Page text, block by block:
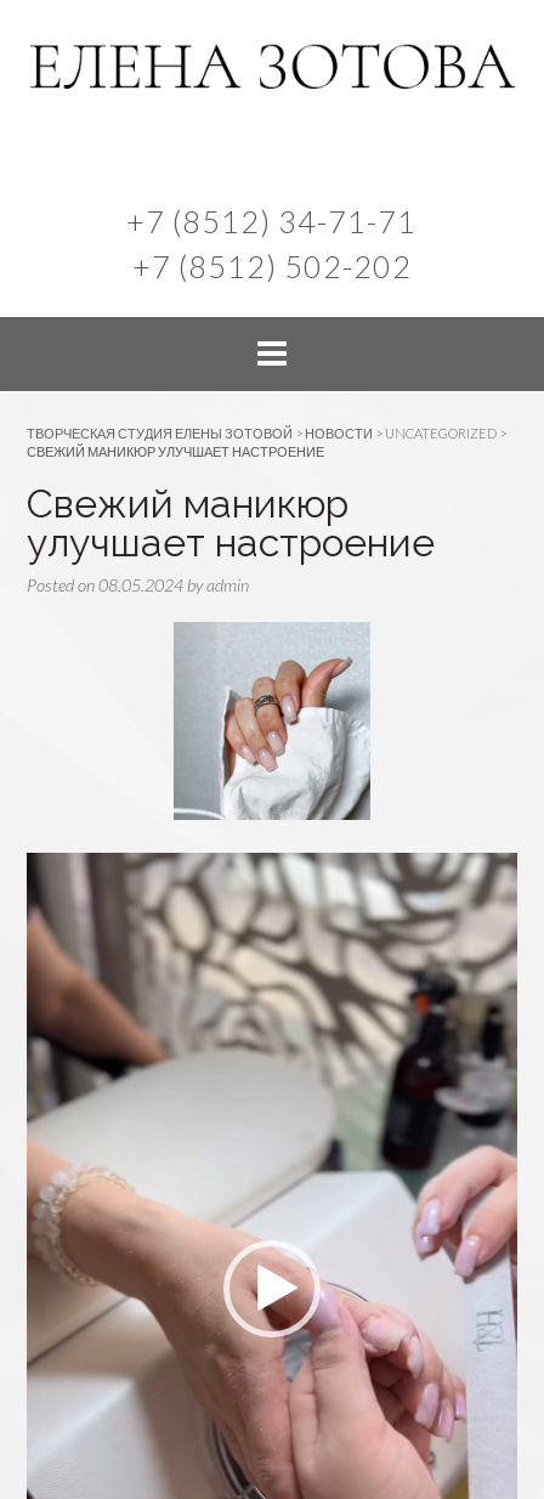
+7 (8512) 34-71-71
+7 (8512) 502-202
ТВОРЧЕСКАЯ СТУДИЯ ЕЛЕНЫ ЗОТОВОЙ > НОВОСТИ > UNCATEGORIZED >
СВЕЖИЙ МАНИКЮР УЛУЧШАЕТ НАСТРОЕНИЕ
Свежий маникюр
улучшает настроение
Posted on08.05.2024 byadmin
Видеоплеер